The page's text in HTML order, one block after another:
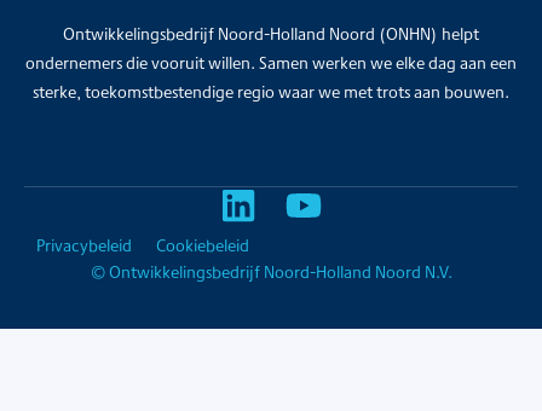
Ontwikkelingsbedrijf Noord-Holland Noord (ONHN) helpt
ondernemers die vooruit willen. Samen werken we elke dag aan een
sterke, toekomstbestendige regio waar we met trots aan bouwen.
© Ontwikkelingsbedrijf Noord-Holland Noord N.V.
Privacybeleid Cookiebeleid